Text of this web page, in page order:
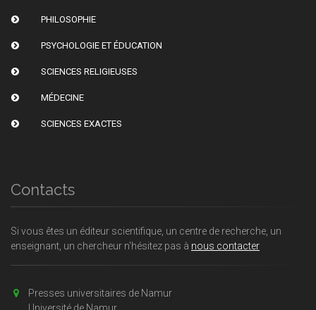
PHILOSOPHIE
PSYCHOLOGIE ET ÉDUCATION
SCIENCES RELIGIEUSES
MÉDECINE
SCIENCES EXACTES
Contacts
Si vous êtes un éditeur scientifique, un centre de recherche, un
enseignant, un chercheur n'hésitez pas à nous contacter
Presses universitaires de Namur